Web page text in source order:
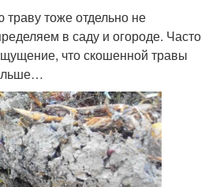
тоже отдельно не
в саду и огороде. Часто
что скошенной травы